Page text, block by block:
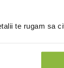
te rugam sa
2